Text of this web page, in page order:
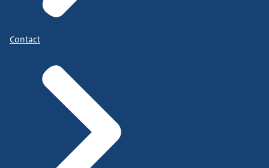
Contact